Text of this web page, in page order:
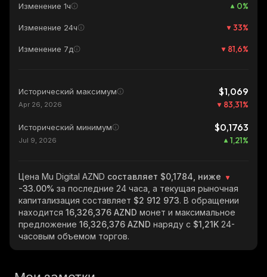
Изменение 1ч 0%
Изменение 24ч 33%
Изменение 7д 81,6%
Исторический максимум $1,069
Apr 26, 2026 83,31%
Исторический минимум $0,1763
Jul 9, 2026 1,21%
Цена Mu Digital AZND составляет $0,1784, ниже
-33.00% за последние 24 часа, а текущая рыночная
капитализация составляет $2 912 973. В обращении
находится 16,326,376 AZND монет и максимальное
предложение 16,326,376 AZND наряду с $1,21K 24-
часовым объемом торгов.